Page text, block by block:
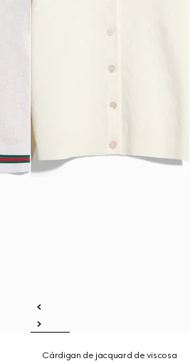
Cárdigan de jacquard de viscosa